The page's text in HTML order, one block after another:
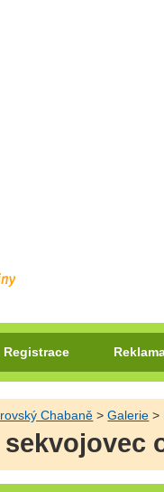
Registrace
Chabaně >Galerie >